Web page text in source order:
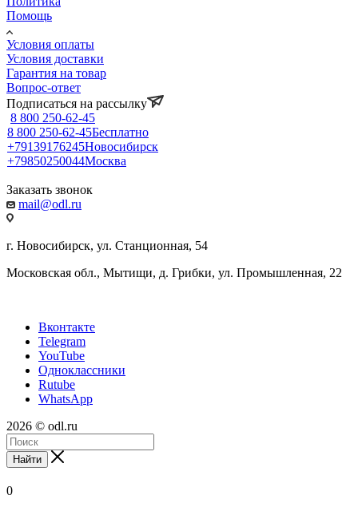
Помощь
Условия оплаты
Условия доставки
Гарантия на товар
Вопрос-ответ
Подписаться на рассылку
8 800 250-62-45
8 800 250-62-45Бесплатно
+79139176245Новосибирск
+79850250044Москва
Заказать звонок
mail@odl.ru
г. Новосибирск, ул. Станционная, 54
Московская обл., Мытищи, д. Грибки, ул. Промышленная, 22
Вконтакте
Telegram
YouTube
Одноклассники
Rutube
WhatsApp
2026 © odl.ru
Найти
0